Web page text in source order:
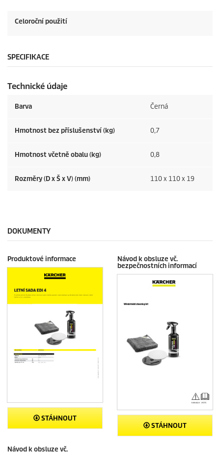
Celoroční použití
SPECIFIKACE
Technické údaje
Barva Černá
Hmotnost bez příslušenství (kg) 0,7
Hmotnost včetně obalu (kg) 0,8
Rozměry (D x Š x V) (mm) 110 x 110 x 19
DOKUMENTY
Produktové informace
STÁHNOUT
Návod k obsluze vč.
bezpečnostních informací
STÁHNOUT
Návod k obsluze vč.